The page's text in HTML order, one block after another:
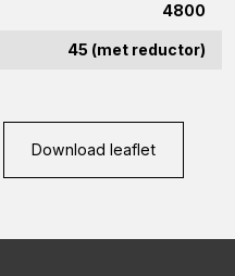
4800
45 (met reductor)
Download leaflet